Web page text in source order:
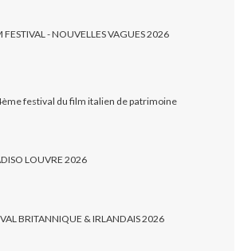
FESTIVAL - NOUVELLES VAGUES 2026
festival du film italien de patrimoine
LOUVRE 2026
BRITANNIQUE & IRLANDAIS 2026